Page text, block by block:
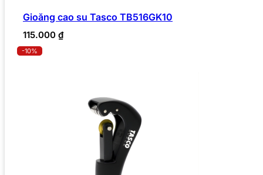
Gioăng cao su Tasco TB516GK10
115.000 ₫
-10%